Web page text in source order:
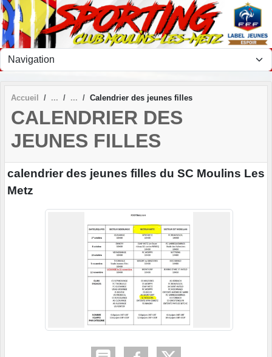
Accueil Calendrier des jeunes filles
CALENDRIER DES
JEUNES FILLES
calendrier des jeunes filles du SC Moulins Les
Metz
Panneau de gestion des cookies